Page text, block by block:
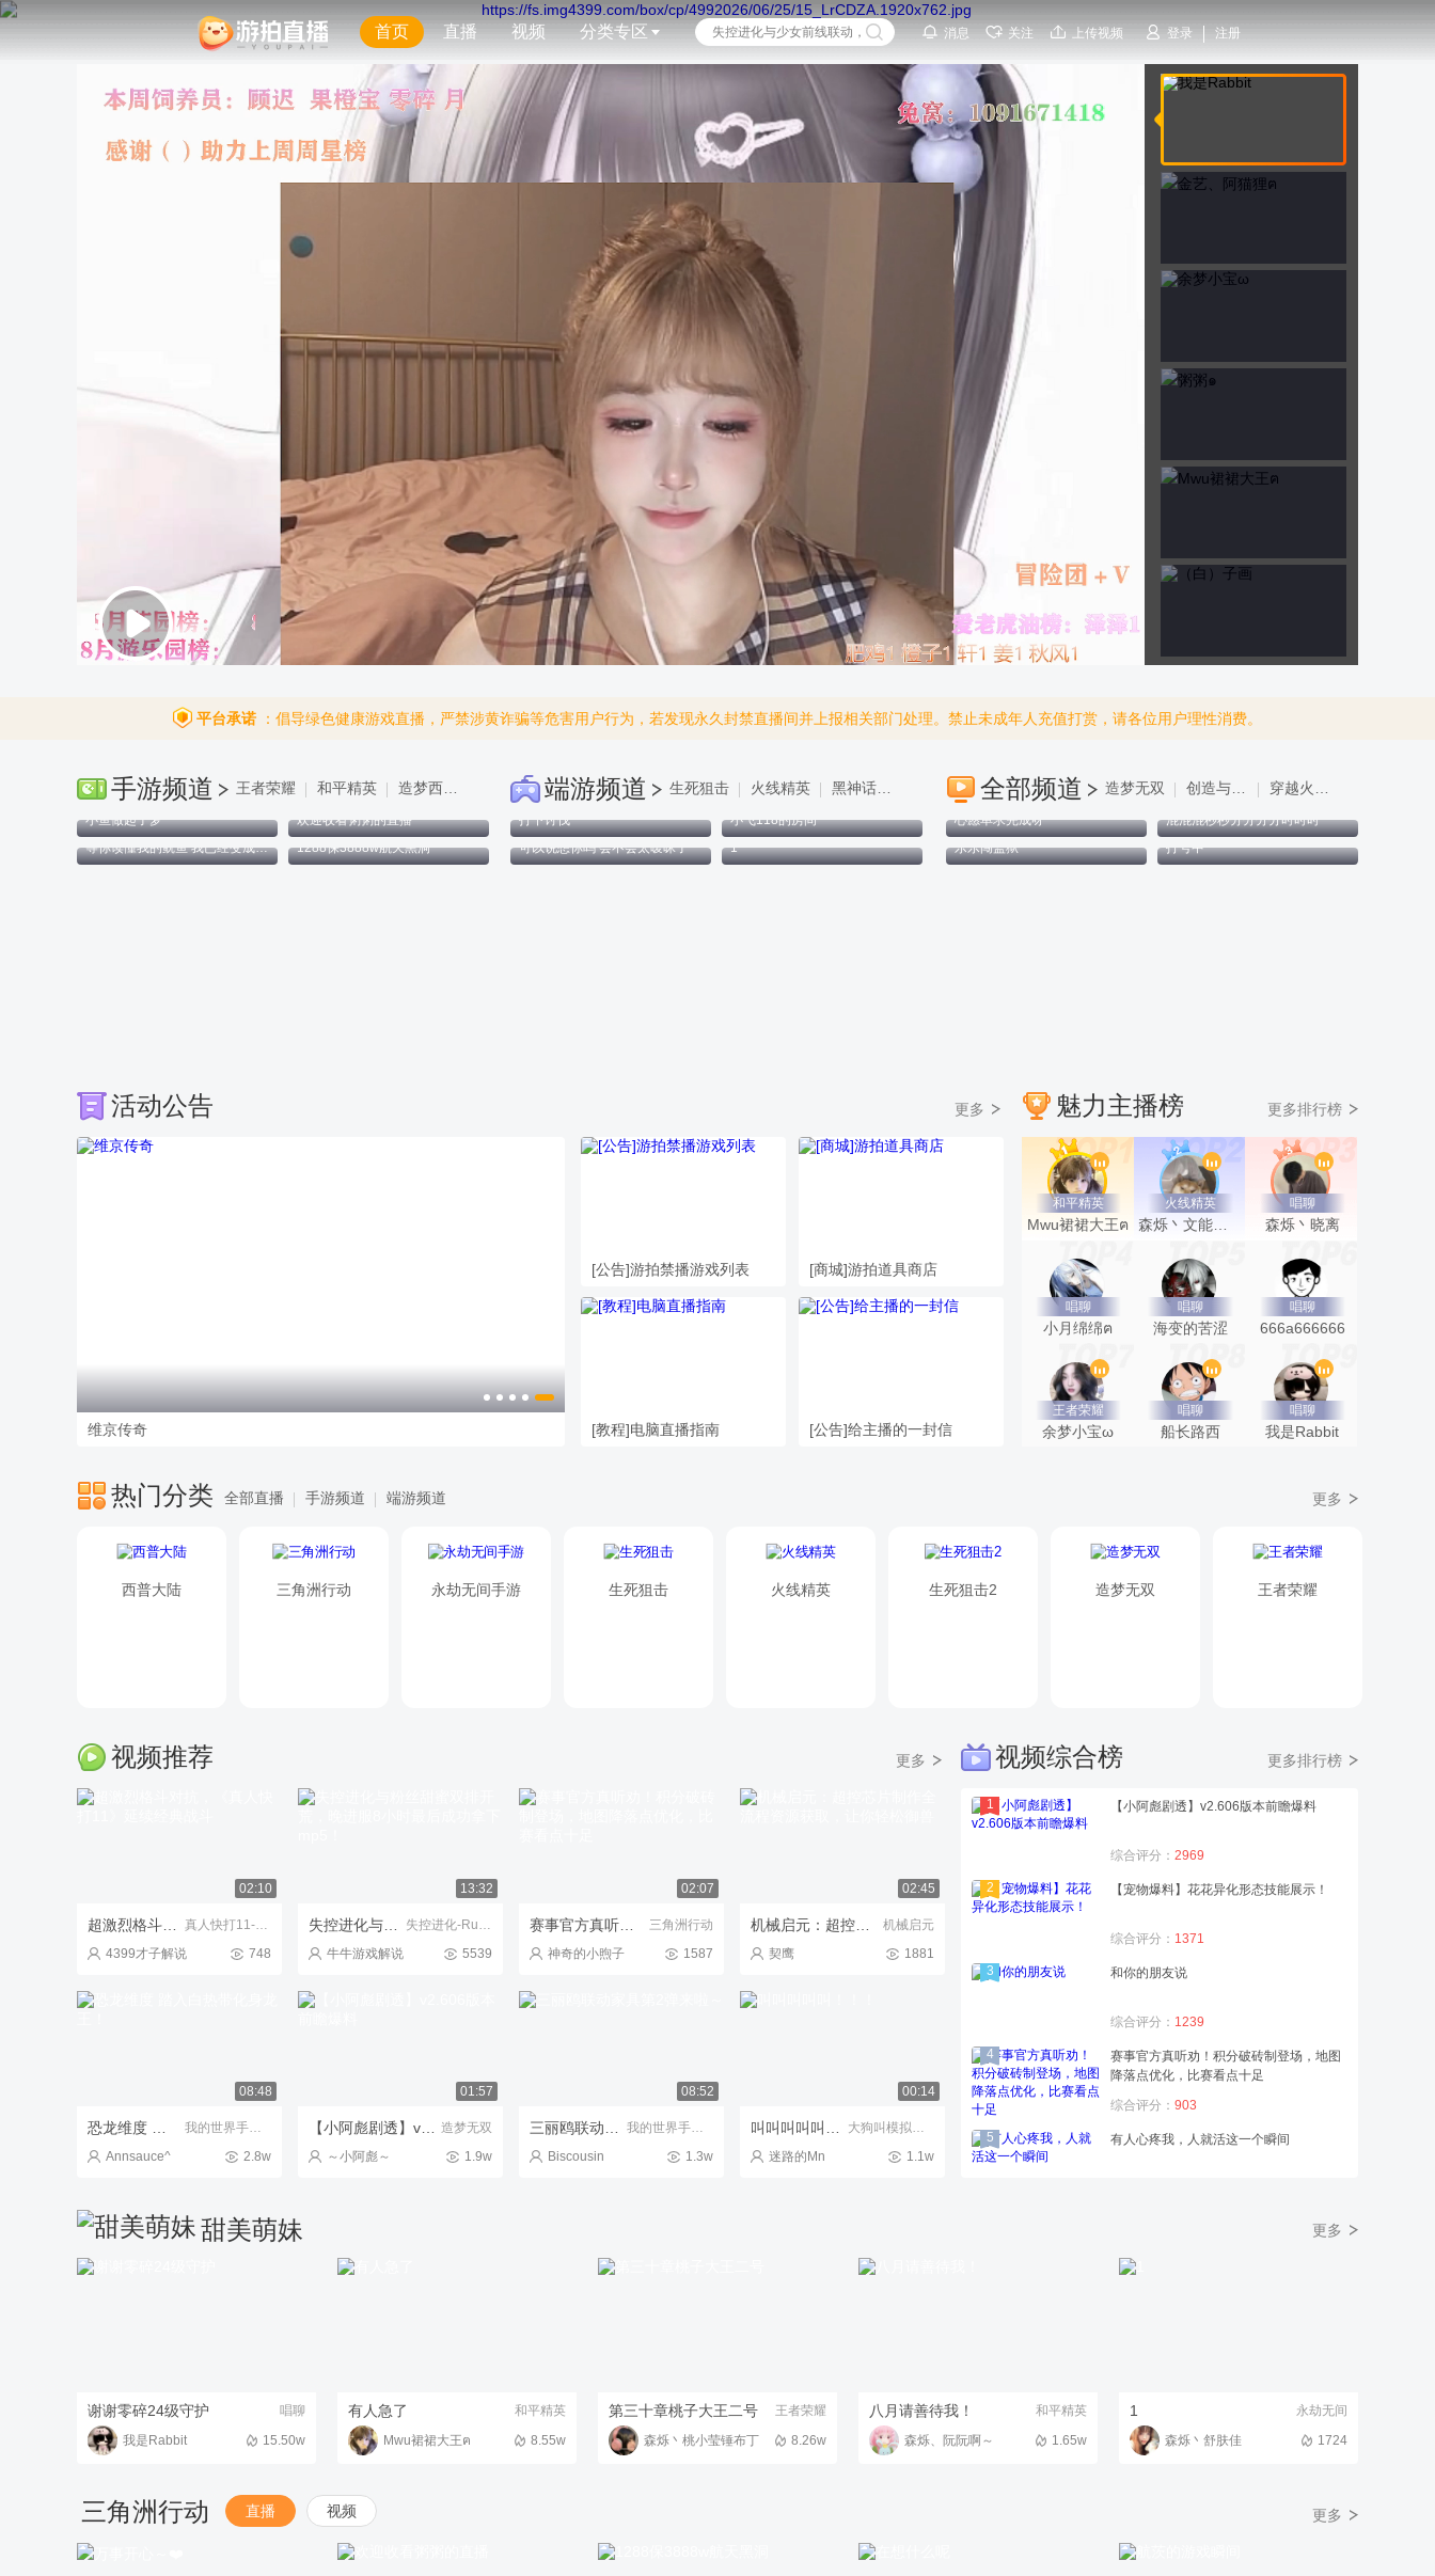
首页 直播 视频 分类专区 登录 注册
消息 关注 上传视频
进入直播间
平台承诺 ：倡导绿色健康游戏直播，严禁涉黄诈骗等危害用户行为，若发现永久封禁直播间并上报相关部门处理。禁止未成年人充值打赏，请各位用户理性消费。
手游频道 王者荣耀 和平精英 造梦西游4手机版
小鱼做起了梦
欢迎收看粥粥的直播
等你读懂我的鱿鱼 我已经变成铁板烧了
1288保3888w航天黑洞
端游频道 生死狙击 火线精英 黑神话:悟空
打下讨伐
小飞118的房间
可以说想你吗 会不会太暧昧了
1
全部频道 造梦无双 创造与魔法 穿越火线：枪战王者
心愿单求完成呀
混混混秒秒分分分分时时时
乐乐闯监狱
打号中
活动公告 更多
维京传奇 红色题材网络视听作品展播
[公告]游拍禁播游戏列表 [商城]游拍道具商店
[教程]电脑直播指南 [公告]给主播的一封信
魅力主播榜 更多排行榜
和平精英
Mwu裙裙大王ฅ
火线精英 唱聊
森烁丶晓离
唱聊
小月绵绵ฅ
唱聊
海变的苦涩
唱聊
666a666666
王者荣耀
余梦小宝ω
唱聊
船长路西
唱聊
我是Rabbit
热门分类 全部直播 手游频道 端游频道 更多
西普大陆 三角洲行动 永劫无间手游 生死狙击 火线精英 生死狙击2 造梦无双 王者荣耀
创造与魔法
视频推荐 更多
02:10
真人快打11-PC
748
4399才子解说
13:32
失控进化-Rust玩法授权
5539
牛牛游戏解说
02:07
三角洲行动
1587
神奇的小煦子
02:45
机械启元
1881
契鹰
08:48
我的世界手机版
2.8w
Annsauce^
01:57
造梦无双
1.9w
～小阿彪～
08:52
我的世界手机版
1.3w
Biscousin
00:14
大狗叫模拟器-玩家自制版
1.1w
迷路的Mn
视频综合榜 更多排行榜
1 【小阿彪剧透】v2.606版本前瞻爆料
综合评分： 2969
2 【宠物爆料】花花异化形态技能展示！
综合评分： 1371
3 和你的朋友说
综合评分： 1239
4
赛事官方真听劝！积分破砖制登场，地图
降落点优化，比赛看点十足
综合评分： 903
5 有人心疼我，人就活这一个瞬间
综合评分：
综合评分：624
【蛋仔派对】全网最后一个抓到通灵画家
甜美萌妹 更多
唱聊
谢谢零碎24级守护
15.50w
我是Rabbit
和平精英
有人急了
8.55w
Mwu裙裙大王ฅ
王者荣耀
第三十章桃子大王二号
8.26w
森烁丶桃小莹锤布丁
和平精英
八月请善待我！
1.65w
森烁、阮阮啊～
永劫无间
1
1724
森烁丶舒肤佳
三角洲行动 直播 视频 更多